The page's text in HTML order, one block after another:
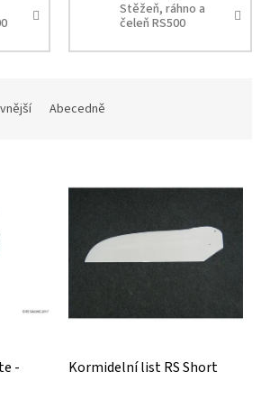
Stěžeň, ráhno a
čeleň RS500
Abecedně
-
Kormidelní list RS Short